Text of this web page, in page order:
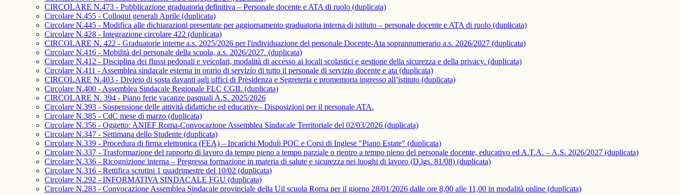
CIRCOLARE N.473 - Pubblicazione graduatoria definitiva – Personale docente e ATA di ruolo (duplicata)
Circolare N.455 - Colloqui generali Aprile (duplicata)
Circolare N.445 - Modifica alle dichiarazioni presentate per aggiornamento graduatoria interna di istituto – personale docente e ATA di ruolo (duplicata)
Circolare N.428 - Integrazione circolare 422 (duplicata)
CIRCOLARE N. 422 - Graduatorie interne a.s. 2025/2026 per l'individuazione del personale Docente-Ata soprannumerario a.s. 2026/2027 (duplicata)
Circolare N.416 - Mobilità del personale della scuola, a.s. 2026/2027. (duplicata)
Circolare N.412 - Disciplina dei flussi pedonali e veicolari, modalità di accesso ai locali scolastici e gestione della sicurezza e della privacy. (duplicata)
Circolare N.411 - Assemblea sindacale esterna in orario di servizio di tutto il personale di servizio docente e ata (duplicata)
CIRCOLARE N.403 - Divieto di sosta davanti agli uffici di Presidenza e Segreteria e promemoria ingresso all’istituto (duplicata)
Circolare N.400 - Assemblea Sindacale Regionale FLC CGIL (duplicata)
CIRCOLARE N. 394 - Piano ferie vacanze pasquali A.S. 2025/2026
Circolare N.393 - Sospensione delle attività didattiche ed educative– Disposizioni per il personale ATA.
Circolare N.385 - CdC mese di marzo (duplicata)
Circolare N.356 - Oggetto: ANIEF Roma-Convocazione Assemblea Sindacale Territoriale del 02/03/2026 (duplicata)
Circolare N.347 - Settimana dello Studente (duplicata)
Circolare N.339 - Procedura di firma elettronica (FEA) – Incarichi Moduli POC e Corsi di Inglese "Piano Estate" (duplicata)
Circolare N.337 - Trasformazione del rapporto di lavoro da tempo pieno a tempo parziale o rientro a tempo pieno del personale docente, educativo ed A.T.A. – A.S. 2026/2027 (duplicata)
Circolare N.336 - Ricognizione interna – Pregressa formazione in materia di salute e sicurezza nei luoghi di lavoro (D.lgs. 81/08) (duplicata)
Circolare N.316 - Rettifica scrutini 1 quadrimestre del 10/02 (duplicata)
Circolare N.292 - INFORMATIVA SINDACALE FGU (duplicata)
Circolare N.283 - Convocazione Assemblea Sindacale provinciale della Uil scuola Roma per il giorno 28/01/2026 dalle ore 8,00 alle 11,00 in modalità online (duplicata)